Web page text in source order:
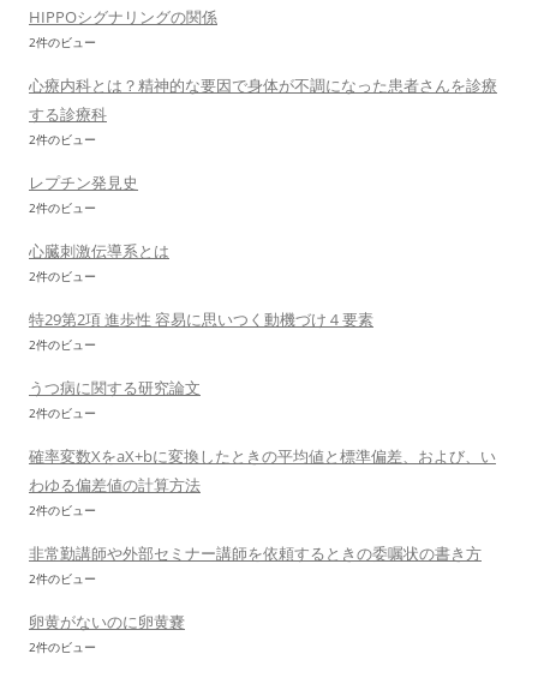
HIPPOシグナリングの関係
2件のビュー
心療内科とは？精神的な要因で身体が不調になった患者さんを診療
する診療科
2件のビュー
レプチン発見史
2件のビュー
心臓刺激伝導系とは
2件のビュー
特29第2項 進歩性 容易に思いつく動機づけ４要素
2件のビュー
うつ病に関する研究論文
2件のビュー
確率変数XをaX+bに変換したときの平均値と標準偏差、および、い
わゆる偏差値の計算方法
2件のビュー
非常勤講師や外部セミナー講師を依頼するときの委嘱状の書き方
2件のビュー
卵黄がないのに卵黄嚢
2件のビュー